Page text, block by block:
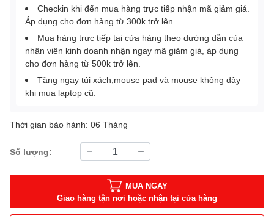
Checkin khi đến mua hàng trực tiếp nhận mã giảm giá.
Áp dụng cho đơn hàng từ 300k trở lên.
Mua hàng trực tiếp tại cửa hàng theo dướng dẫn của
nhân viên kinh doanh nhận ngay mã giảm giá, áp dụng
cho đơn hàng từ 500k trở lên.
Tặng ngay túi xách,mouse pad và mouse không dây
khi mua laptop cũ.
Thời gian bảo hành: 06 Tháng
Số lượng:
MUA NGAY
Giao hàng tận nơi hoặc nhận tại cửa hàng